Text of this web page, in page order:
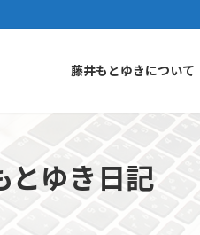
藤井もとゆきについて
とゆき日記